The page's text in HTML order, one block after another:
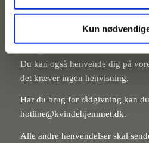
Kun
Du kan ringe til os døgnet rundt
Du kan også henvende dig på
det kræver ingen henvisning.
Har du brug for rådgivning kan
hotline@kvindehjemmet.dk.
Alle andre henvendelser skal